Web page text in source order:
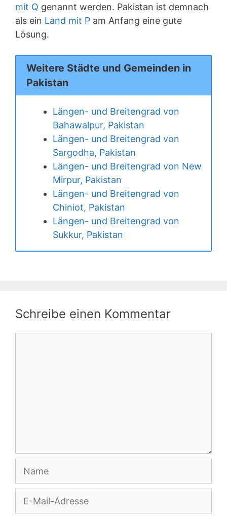
mit Q genannt werden. Pakistan ist demnach
als ein Land mit P am Anfang eine gute
Lösung.
Weitere Städte und Gemeinden in
Pakistan
Längen- und Breitengrad von
Bahawalpur, Pakistan
Längen- und Breitengrad von
Sargodha, Pakistan
Längen- und Breitengrad von New
Mirpur, Pakistan
Längen- und Breitengrad von
Chiniot, Pakistan
Längen- und Breitengrad von
Sukkur, Pakistan
Schreibe einen Kommentar